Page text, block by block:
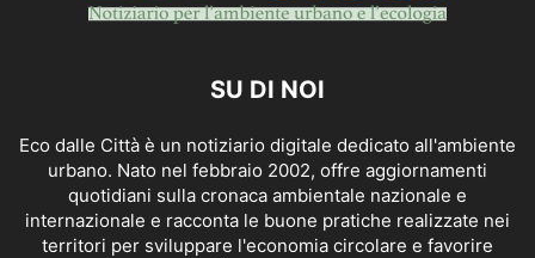
SU DI NOI
Eco dalle Città è un notiziario digitale dedicato all'ambiente
urbano. Nato nel febbraio 2002, offre aggiornamenti
quotidiani sulla cronaca ambientale nazionale e
internazionale e racconta le buone pratiche realizzate nei
territori per sviluppare l'economia circolare e favorire